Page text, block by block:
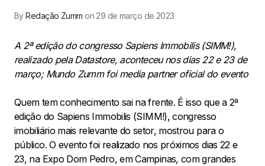
ByRedação Zumm on 29 de março de 2023
A 2ª edição do congresso Sapiens Immobilis (SIMM!),
realizado pela Datastore, aconteceu nos dias 22 e 23 de
março; Mundo Zumm foi media partner oficial do evento
Quem tem conhecimento sai na frente. É isso que a 2ª
edição do Sapiens Immobilis (SIMM!), congresso
imobiliário mais relevante do setor, mostrou para o
público. O evento foi realizado nos próximos dias 22 e
23, na Expo Dom Pedro, em Campinas, com grandes